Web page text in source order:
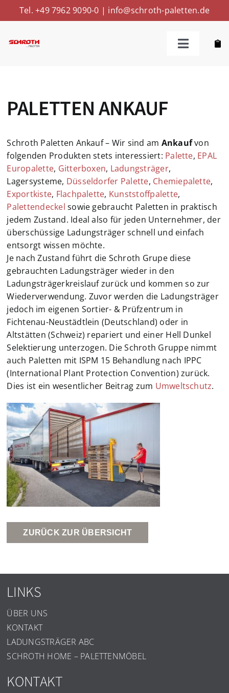
to
Tel. +49 7962 9090-0 | info@schroth-paletten.de
Toggle
Reparieren
Ankaufen
Weitere Leistungen
Über Uns
Jobs
Warenkorb
PALETTEN ANKAUF
Schroth Paletten Ankauf – Wir sind am Ankaufvon
folgenden Produkten stets interessiert: Palette, EPAL
Europalette, Gitterboxen, Ladungsträger,
Lagersysteme, Düsseldorfer Palette, Chemiepalette,
Exportkiste, Flachpalette, Kunststoffpalette,
Palettendeckel sowie gebraucht Paletten in praktisch
jedem Zustand. Ideal also für jeden Unternehmer, der
überschüssige Ladungsträger schnell und einfach
entsorgt wissen möchte.
Je nach Zustand führt die Schroth Grupe diese
gebrauchten Ladungsträger wieder in den
Ladungsträgerkreislauf zurück und kommen so zur
Wiederverwendung. Zuvor werden die Ladungsträger
jedoch im eigenen Sortier- & Prüfzentrum in
Fichtenau-Neustädtlein (Deutschland) oder in
Altstätten (Schweiz) repariert und einer Hell Dunkel
Selektierung unterzogen. Die Schroth Gruppe nimmt
auch Paletten mit ISPM 15 Behandlung nach IPPC
(International Plant Protection Convention) zurück.
Dies ist ein wesentlicher Beitrag zum Umweltschutz.
ZURÜCK ZUR ÜBERSICHT
LINKS
ÜBER UNS
KONTAKT
LADUNGSTRÄGER ABC
SCHROTH HOME – PALETTENMÖBEL
KONTAKT